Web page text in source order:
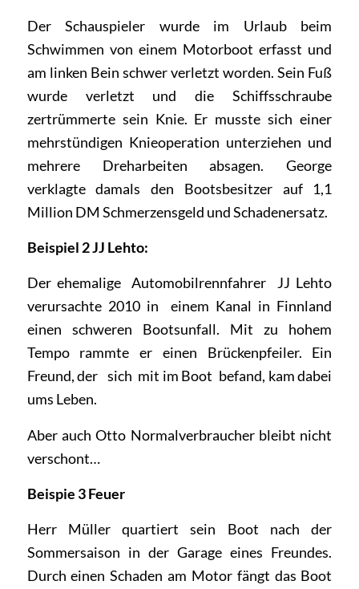
Der Schauspieler wurde im Urlaub beim
Schwimmen von einem Motorboot erfasst und
am linken Bein schwer verletzt worden. Sein Fuß
wurde verletzt und die Schiffsschraube
zertrümmerte sein Knie. Er musste sich einer
mehrstündigen Knieoperation unterziehen und
mehrere Dreharbeiten absagen. George
verklagte damals den Bootsbesitzer auf 1,1
Million DM Schmerzensgeld und Schadenersatz.
Beispiel 2 JJ Lehto:
Der ehemalige Automobilrennfahrer JJ Lehto
verursachte 2010 in einem Kanal in Finnland
einen schweren Bootsunfall. Mit zu hohem
Tempo rammte er einen Brückenpfeiler. Ein
Freund, der sich mit im Boot befand, kam dabei
ums Leben.
Aber auch Otto Normalverbraucher bleibt nicht
verschont…
Beispie 3 Feuer
Herr Müller quartiert sein Boot nach der
Sommersaison in der Garage eines Freundes.
Durch einen Schaden am Motor fängt das Boot